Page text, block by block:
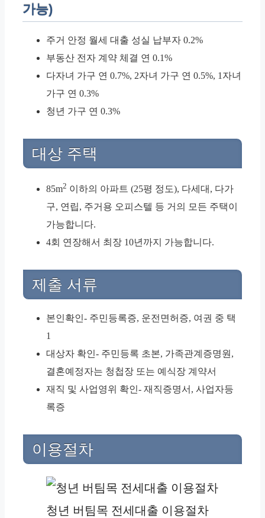
가능)
주거 안정 월세 대출 성실 납부자 0.2%
부동산 전자 계약 체결 연 0.1%
다자녀 가구 연 0.7%, 2자녀 가구 연 0.5%, 1자녀
가구 연 0.3%
청년 가구 연 0.3%
대상 주택
85m2 이하의 아파트 (25평 정도), 다세대, 다가
구, 연립, 주거용 오피스텔 등 거의 모든 주택이
가능합니다.
4회 연장해서 최장 10년까지 가능합니다.
제출 서류
본인확인- 주민등록증, 운전면허증, 여권 중 택
1
대상자 확인- 주민등록 초본, 가족관계증명원,
결혼예정자는 청첩장 또는 예식장 계약서
재직 및 사업영위 확인- 재직증명서, 사업자등
록증
이용절차
청년 버팀목 전세대출 이용절차